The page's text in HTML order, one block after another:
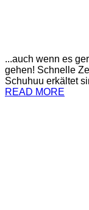
...auch wenn es
gehen! Schnelle
Schuhuu erkältet
READ MORE